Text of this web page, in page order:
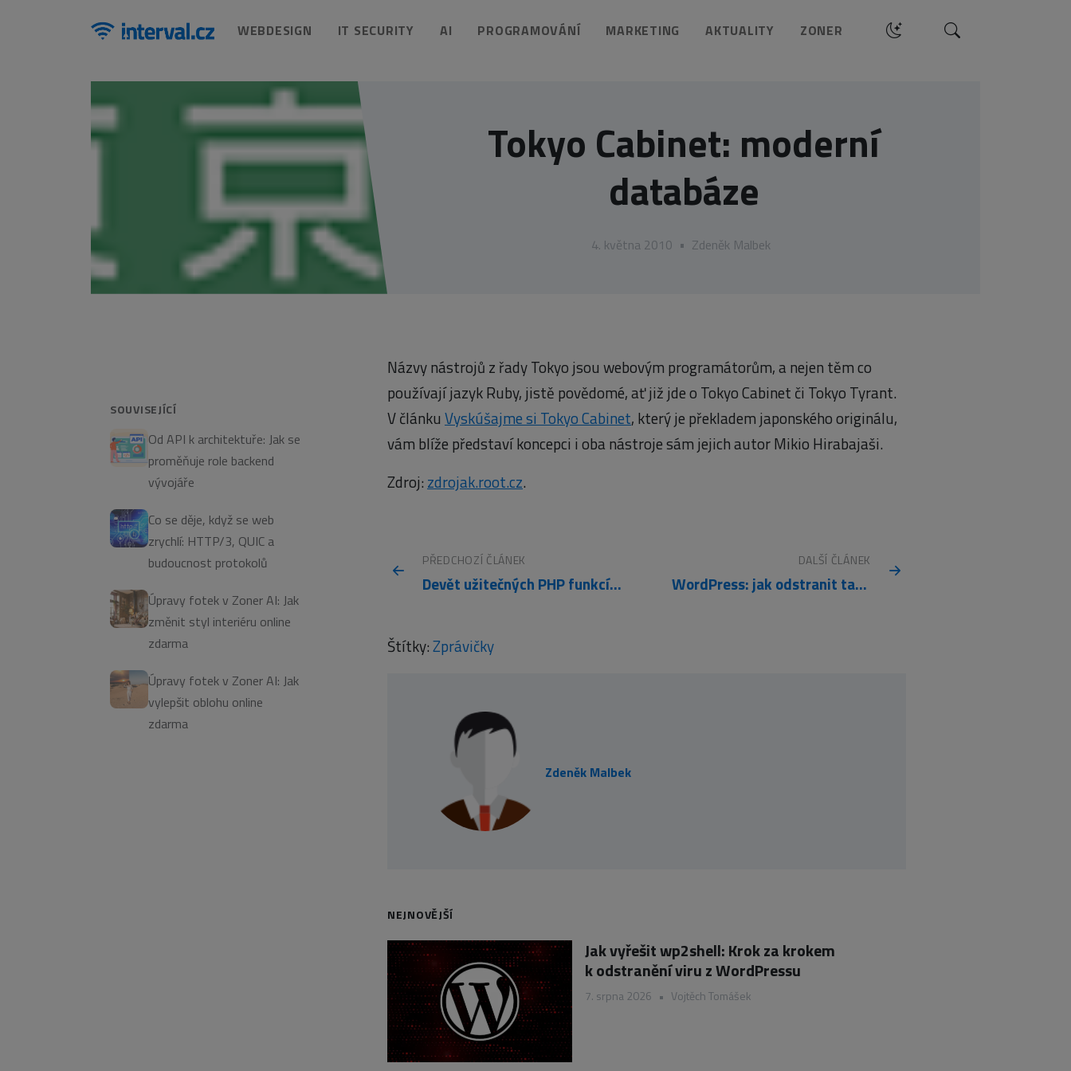
WEBDESIGN IT SECURITY AI PROGRAMOVÁNÍ MARKETING AKTUALITY ZONER Hledat
Tokyo Cabinet: moderní
databáze
4. května 2010 • Zdeněk Malbek
SOUVISEJÍCÍ
Od API k architektuře: Jak se
proměňuje role backend
vývojáře
Co se děje, když se web
zrychlí: HTTP/3, QUIC a
budoucnost protokolů
Úpravy fotek v Zoner AI: Jak
změnit styl interiéru online
zdarma
Úpravy fotek v Zoner AI: Jak
vylepšit oblohu online
zdarma
Názvy nástrojů z řady Tokyo jsou webovým programátorům, a nejen těm co
používají jazyk Ruby, jistě povědomé, ať již jde o Tokyo Cabinet či Tokyo Tyrant.
V článku Vyskúšajme si Tokyo Cabinet, který je překladem japonského originálu,
vám blíže představí koncepci i oba nástroje sám jejich autor Mikio Hirabajaši.
Zdroj: zdrojak.root.cz.
PŘEDCHOZÍ ČLÁNEK
Devět užitečných PHP funkcí, které potřebujete znát
DALŠÍ ČLÁNEK
WordPress: jak odstranit tabulky nepoužívaných pluginů
Štítky:Zprávičky
Zdeněk Malbek
NEJNOVĚJŠÍ
Jak vyřešit wp2shell: Krok za krokem
k odstranění viru z WordPressu
7. srpna 2026 • Vojtěch Tomášek